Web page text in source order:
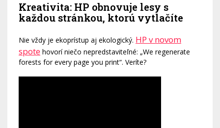
Kreativita: HP obnovuje lesy s
každou stránkou, ktorú vytlačíte
Nie vždy je ekoprístup aj ekologický. HP v novom
spote hovorí niečo nepredstaviteľné: „We regenerate
forests for every page you print“. Veríte?